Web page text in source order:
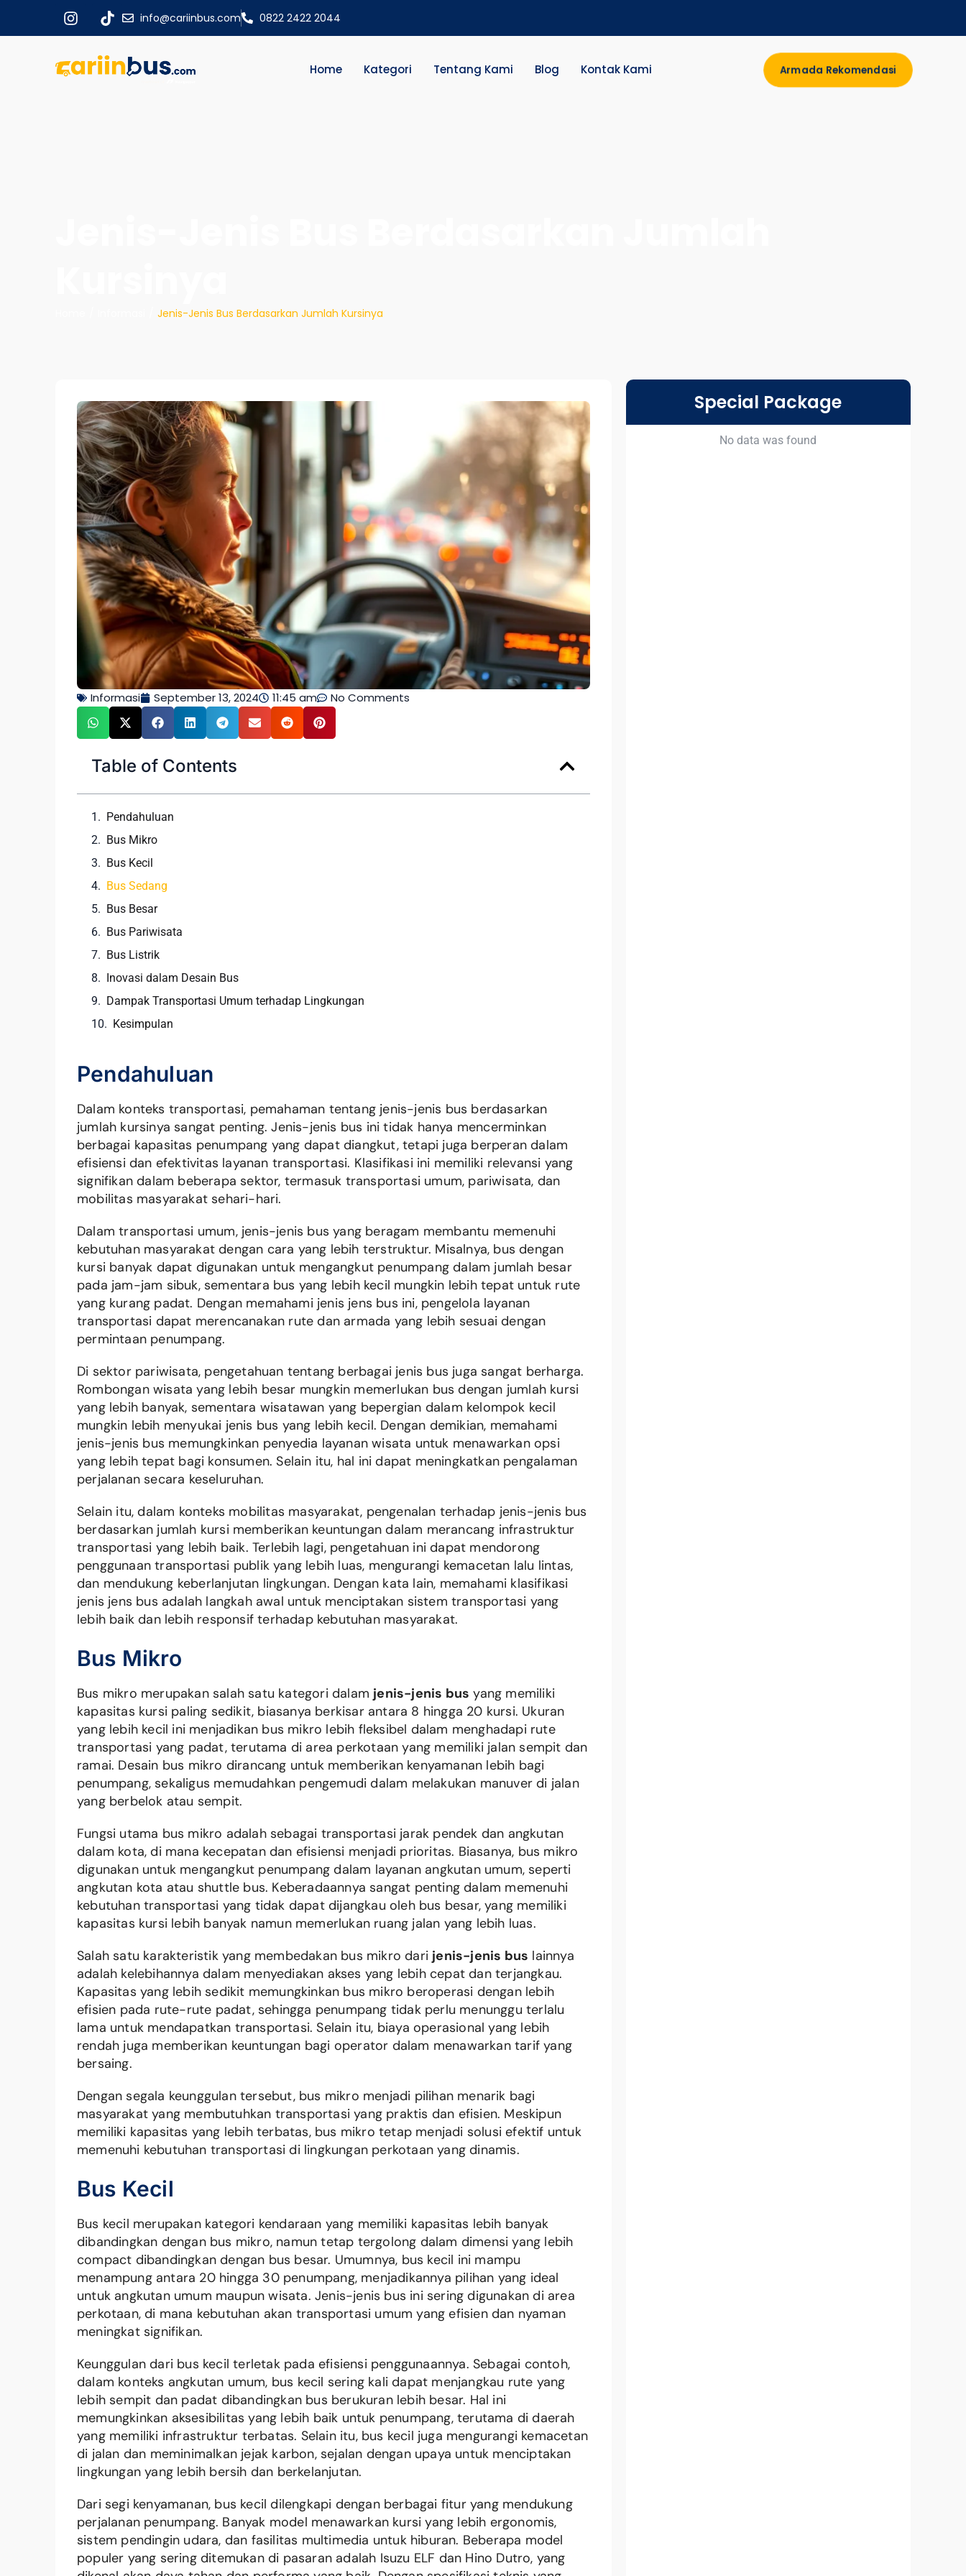
info@cariinbus.com 0822 2422 2044
Home Kategori Tentang Kami Blog Kontak Kami Armada Rekomendasi
Jenis-Jenis Bus Berdasarkan Jumlah Kursinya
Informasi September 13, 2024 11:45 am No Comments
Table of Contents
Pendahuluan
Bus Mikro
Bus Kecil
Bus Sedang
Bus Besar
Bus Pariwisata
Bus Listrik
Inovasi dalam Desain Bus
Dampak Transportasi Umum terhadap Lingkungan
Kesimpulan
Pendahuluan
Dalam konteks transportasi, pemahaman tentang jenis-jenis bus berdasarkan
jumlah kursinya sangat penting. Jenis-jenis bus ini tidak hanya mencerminkan
berbagai kapasitas penumpang yang dapat diangkut, tetapi juga berperan dalam
efisiensi dan efektivitas layanan transportasi. Klasifikasi ini memiliki relevansi yang
signifikan dalam beberapa sektor, termasuk transportasi umum, pariwisata, dan
mobilitas masyarakat sehari-hari.
Dalam transportasi umum, jenis-jenis bus yang beragam membantu memenuhi
kebutuhan masyarakat dengan cara yang lebih terstruktur. Misalnya, bus dengan
kursi banyak dapat digunakan untuk mengangkut penumpang dalam jumlah besar
pada jam-jam sibuk, sementara bus yang lebih kecil mungkin lebih tepat untuk rute
yang kurang padat. Dengan memahami jenis jens bus ini, pengelola layanan
transportasi dapat merencanakan rute dan armada yang lebih sesuai dengan
permintaan penumpang.
Di sektor pariwisata, pengetahuan tentang berbagai jenis bus juga sangat berharga.
Rombongan wisata yang lebih besar mungkin memerlukan bus dengan jumlah kursi
yang lebih banyak, sementara wisatawan yang bepergian dalam kelompok kecil
mungkin lebih menyukai jenis bus yang lebih kecil. Dengan demikian, memahami
jenis-jenis bus memungkinkan penyedia layanan wisata untuk menawarkan opsi
yang lebih tepat bagi konsumen. Selain itu, hal ini dapat meningkatkan pengalaman
perjalanan secara keseluruhan.
Selain itu, dalam konteks mobilitas masyarakat, pengenalan terhadap jenis-jenis bus
berdasarkan jumlah kursi memberikan keuntungan dalam merancang infrastruktur
transportasi yang lebih baik. Terlebih lagi, pengetahuan ini dapat mendorong
penggunaan transportasi publik yang lebih luas, mengurangi kemacetan lalu lintas,
dan mendukung keberlanjutan lingkungan. Dengan kata lain, memahami klasifikasi
jenis jens bus adalah langkah awal untuk menciptakan sistem transportasi yang
lebih baik dan lebih responsif terhadap kebutuhan masyarakat.
Bus Mikro
Bus mikro merupakan salah satu kategori dalam jenis-jenis bus yang memiliki
kapasitas kursi paling sedikit, biasanya berkisar antara 8 hingga 20 kursi. Ukuran
yang lebih kecil ini menjadikan bus mikro lebih fleksibel dalam menghadapi rute
transportasi yang padat, terutama di area perkotaan yang memiliki jalan sempit dan
ramai. Desain bus mikro dirancang untuk memberikan kenyamanan lebih bagi
penumpang, sekaligus memudahkan pengemudi dalam melakukan manuver di jalan
yang berbelok atau sempit.
Fungsi utama bus mikro adalah sebagai transportasi jarak pendek dan angkutan
dalam kota, di mana kecepatan dan efisiensi menjadi prioritas. Biasanya, bus mikro
digunakan untuk mengangkut penumpang dalam layanan angkutan umum, seperti
angkutan kota atau shuttle bus. Keberadaannya sangat penting dalam memenuhi
kebutuhan transportasi yang tidak dapat dijangkau oleh bus besar, yang memiliki
kapasitas kursi lebih banyak namun memerlukan ruang jalan yang lebih luas.
Salah satu karakteristik yang membedakan bus mikro dari jenis-jenis bus lainnya
adalah kelebihannya dalam menyediakan akses yang lebih cepat dan terjangkau.
Kapasitas yang lebih sedikit memungkinkan bus mikro beroperasi dengan lebih
efisien pada rute-rute padat, sehingga penumpang tidak perlu menunggu terlalu
lama untuk mendapatkan transportasi. Selain itu, biaya operasional yang lebih
rendah juga memberikan keuntungan bagi operator dalam menawarkan tarif yang
bersaing.
Dengan segala keunggulan tersebut, bus mikro menjadi pilihan menarik bagi
masyarakat yang membutuhkan transportasi yang praktis dan efisien. Meskipun
memiliki kapasitas yang lebih terbatas, bus mikro tetap menjadi solusi efektif untuk
memenuhi kebutuhan transportasi di lingkungan perkotaan yang dinamis.
Bus Kecil
Bus kecil merupakan kategori kendaraan yang memiliki kapasitas lebih banyak
dibandingkan dengan bus mikro, namun tetap tergolong dalam dimensi yang lebih
compact dibandingkan dengan bus besar. Umumnya, bus kecil ini mampu
menampung antara 20 hingga 30 penumpang, menjadikannya pilihan yang ideal
untuk angkutan umum maupun wisata. Jenis-jenis bus ini sering digunakan di area
perkotaan, di mana kebutuhan akan transportasi umum yang efisien dan nyaman
meningkat signifikan.
Keunggulan dari bus kecil terletak pada efisiensi penggunaannya. Sebagai contoh,
dalam konteks angkutan umum, bus kecil sering kali dapat menjangkau rute yang
lebih sempit dan padat dibandingkan bus berukuran lebih besar. Hal ini
memungkinkan aksesibilitas yang lebih baik untuk penumpang, terutama di daerah
yang memiliki infrastruktur terbatas. Selain itu, bus kecil juga mengurangi kemacetan
di jalan dan meminimalkan jejak karbon, sejalan dengan upaya untuk menciptakan
lingkungan yang lebih bersih dan berkelanjutan.
Dari segi kenyamanan, bus kecil dilengkapi dengan berbagai fitur yang mendukung
perjalanan penumpang. Banyak model menawarkan kursi yang lebih ergonomis,
sistem pendingin udara, dan fasilitas multimedia untuk hiburan. Beberapa model
populer yang sering ditemukan di pasaran adalah Isuzu ELF dan Hino Dutro, yang
Special Package
No data was found